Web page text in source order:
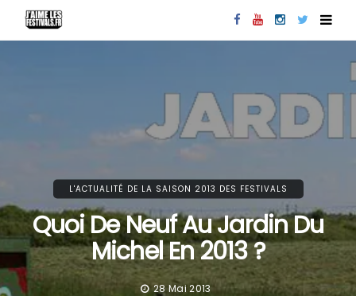
L'ACTUALITÉ DE LA SAISON 2013 DES FESTIVALS
Quoi De Neuf Au Jardin Du
Michel En 2013 ?
28 Mai 2013